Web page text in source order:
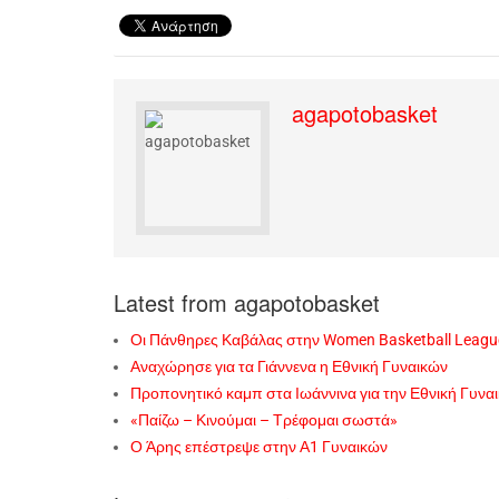
agapotobasket
Latest from agapotobasket
Οι Πάνθηρες Καβάλας στην Women Basketball
Αναχώρησε για τα Γιάννενα η Εθνική Γυναικών
Προπονητικό καμπ στα Ιωάννινα για την Εθνική
«Παίζω – Κινούμαι – Τρέφομαι σωστά»
Ο Άρης επέστρεψε στην Α1 Γυναικών